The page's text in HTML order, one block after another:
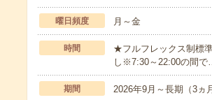
曜日頻度 月～金
時間
★フルフレックス制標
し※7:30～22:00の間
期間 2026年9月～長期（3ヵ